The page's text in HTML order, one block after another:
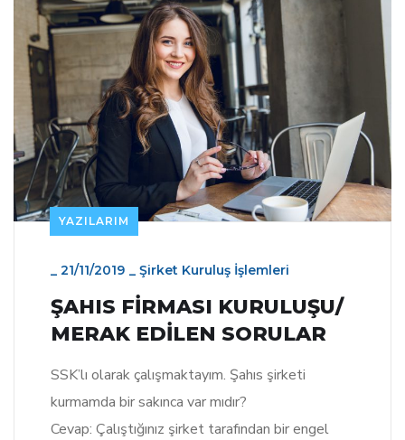
YAZILARIM
_ 21/11/2019 _ Şirket Kuruluş İşlemleri
ŞAHIS FİRMASI KURULUŞU/
MERAK EDİLEN SORULAR
SSK’lı olarak çalışmaktayım. Şahıs şirketi
kurmamda bir sakınca var mıdır?
Cevap: Çalıştığınız şirket tarafından bir engel